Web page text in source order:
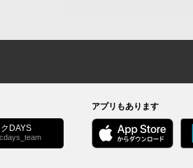
DAYS
アプリもあります